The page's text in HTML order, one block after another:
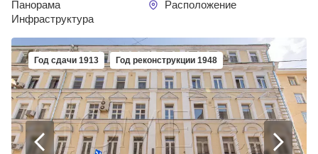
Панорама
Расположение
Инфраструктура
Год сдачи 1913 Год реконструкции 1948